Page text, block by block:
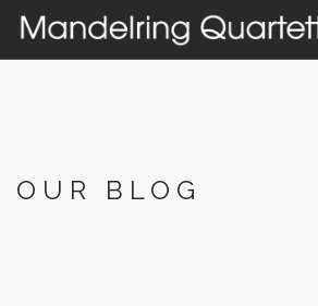
DAS QUARTETT
OUR BLOG